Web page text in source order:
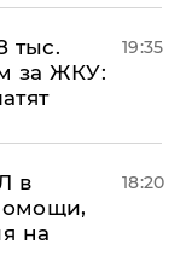
тыс.
за ЖКУ:
19:35
в
на
18:20